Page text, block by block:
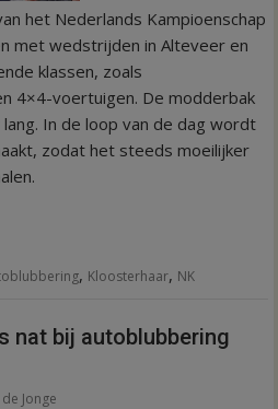
het Nederlands Kampioenschap
met wedstrijden in Alteveer en
klassen, zoals
4×4-voertuigen. De modderbak
In de loop van de dag wordt
zodat het steeds moeilijker
, Kloosterhaar, NK
nat bij autoblubbering
Jonge